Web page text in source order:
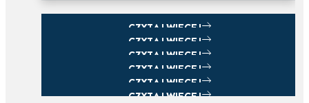
CZYTAJ WIĘCEJ
CZYTAJ WIĘCEJ
CZYTAJ WIĘCEJ
CZYTAJ WIĘCEJ
CZYTAJ WIĘCEJ
CZYTAJ WIĘCEJ